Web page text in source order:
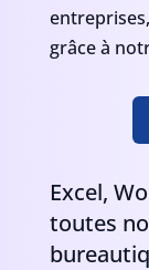
grâce à
Excel,
toutes